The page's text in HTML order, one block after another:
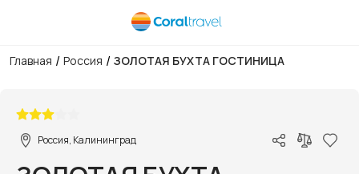
Главная / Россия / ЗОЛОТАЯ БУХТА ГОСТИНИЦА
Россия, Калининград